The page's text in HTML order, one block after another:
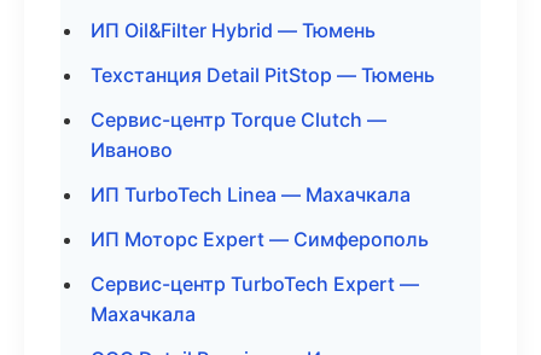
ИП Oil&Filter Hybrid — Тюмень
Техстанция Detail PitStop — Тюмень
Сервис-центр Torque Clutch —
Иваново
ИП TurboTech Linea — Махачкала
ИП Моторс Expert — Симферополь
Сервис-центр TurboTech Expert —
Махачкала